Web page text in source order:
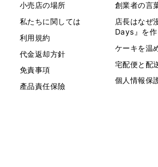
小売店の場所
私たちに関しては
利用規約
代金返却方針
免責事項
產品責任保險
創業者の言
店長はなぜ
Days』を
ケーキを温
宅配便と配
個人情報保